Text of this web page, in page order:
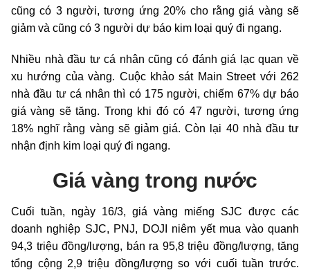
cũng có 3 người, tương ứng 20% cho rằng giá vàng sẽ
giảm và cũng có 3 người dự báo kim loại quý đi ngang.
Nhiều nhà đầu tư cá nhân cũng có đánh giá lạc quan về
xu hướng của vàng. Cuộc khảo sát Main Street với 262
nhà đầu tư cá nhân thì có 175 người, chiếm 67% dự báo
giá vàng sẽ tăng. Trong khi đó có 47 người, tương ứng
18% nghĩ rằng vàng sẽ giảm giá. Còn lại 40 nhà đầu tư
nhận định kim loại quý đi ngang.
Giá vàng trong nước
Cuối tuần, ngày 16/3, giá vàng miếng SJC được các
doanh nghiệp SJC, PNJ, DOJI niêm yết mua vào quanh
94,3 triệu đồng/lượng, bán ra 95,8 triệu đồng/lượng, tăng
tổng cộng 2,9 triệu đồng/lượng so với cuối tuần trước.